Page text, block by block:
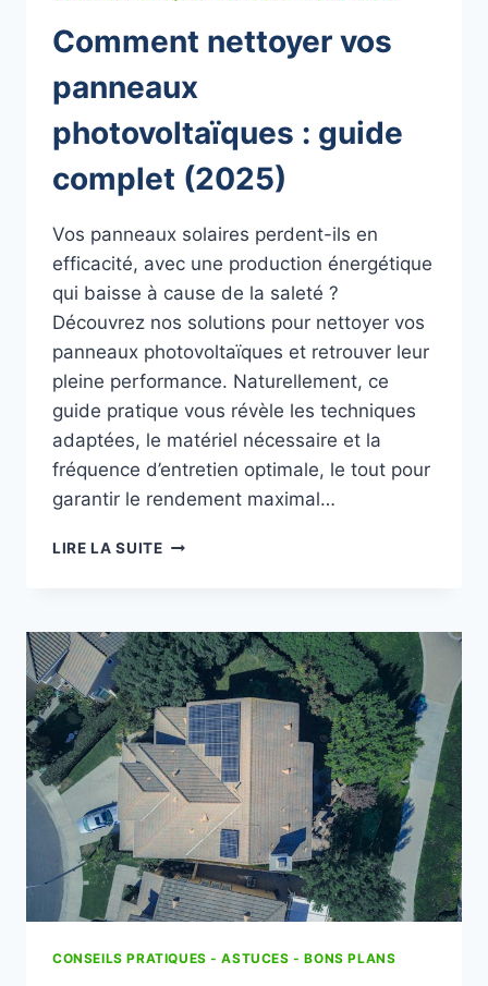
Comment nettoyer vos
panneaux
photovoltaïques : guide
complet (2025)
Vos panneaux solaires perdent-ils en
efficacité, avec une production énergétique
qui baisse à cause de la saleté ?
Découvrez nos solutions pour nettoyer vos
panneaux photovoltaïques et retrouver leur
pleine performance. Naturellement, ce
guide pratique vous révèle les techniques
adaptées, le matériel nécessaire et la
fréquence d’entretien optimale, le tout pour
garantir le rendement maximal…
LIRE LA SUITE COMMENT
PHOTOVOLTAÏQUES
:
GUIDE
COMPLET
(2025)
CONSEILS PRATIQUES - ASTUCES - BONS PLANS